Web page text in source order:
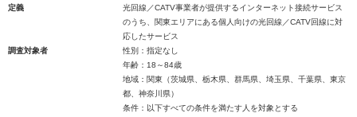
定義
光回線／CATV事業者が提供するインターネット接続サービス
のうち、関東エリアにある個人向けの光回線／CATV回線に対
応したサービス
調査対象者
性別：指定なし
年齢：18～84歳
地域：関東（茨城県、栃木県、群馬県、埼玉県、千葉県、東京
都、神奈川県）
条件：以下すべての条件を満たす人を対象とする